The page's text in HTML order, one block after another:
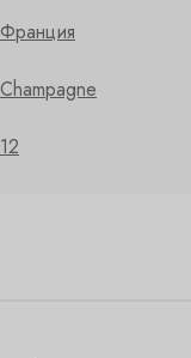
Франция
Champagne
12